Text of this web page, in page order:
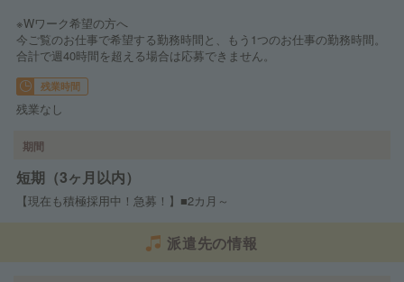
※Wワーク希望の方へ
今ご覧のお仕事で希望する勤務時間と、もう1つのお仕事の勤務時間。
合計で週40時間を超える場合は応募できません。
残業時間
残業なし
期間
短期（3ヶ月以内）
【現在も積極採用中！急募！】■2カ月～
派遣先の情報